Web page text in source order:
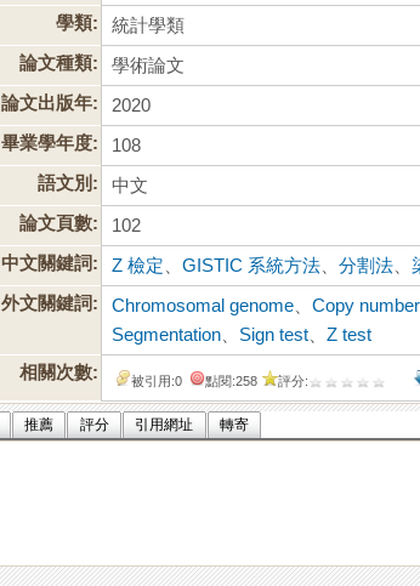
學類:
統計學類
論文種類:
學術論文
論文出版年:
2020
畢業學年度:
108
語文別:
中文
論文頁數:
102
中文關鍵詞:
Z 檢定 、GISTIC 系統方法 、分割法 、
外文關鍵詞:
Chromosomal genome 、Copy number
Segmentation
Sign test 、Z test
相關次數:
被引用:0 點閱:258 評分:
推薦 評分 引用網址 轉寄